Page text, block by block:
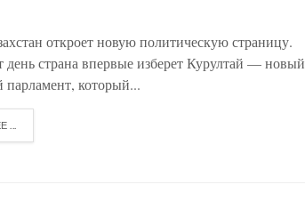
откроет новую политическую страницу.
день страна впервые изберет Курултай — новый
парламент, который...
...